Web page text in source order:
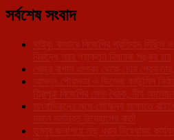
সর্বশেষ সংবাদ
থাইবুং বাজারে বিজেপির প্রতিবাদ
বিরুদ্ধে সরব প্রাক্তন বিধায়ক শঙ্কর রায়
খেজুর বাগান এলাকা থেকে চোর
আসন্ন পৌরসভা ও ভিলেজ কাউন্সিল
ত্রিপুরা বিজেপির মেগা বৈঠক, দীর্ঘ
সাংবাদিকদের সঙ্গে সৌজন্য সাক্ষাতে
দমনে সমন্বিত উদ্যোগের বার্তা
ডুম্বুর জলাশয়ে মাছ ধরার নিষেধাজ্ঞা